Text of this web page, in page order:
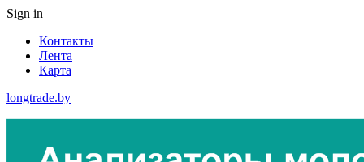
Sign in
Контакты
Лента
Карта
longtrade.by